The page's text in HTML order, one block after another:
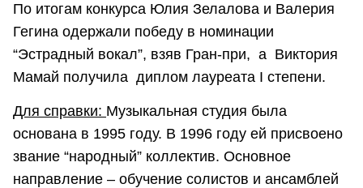
По итогам конкурса Юлия Зелалова и Валерия
Гегина одержали победу в номинации
“Эстрадный вокал”, взяв Гран-при, а Виктория
Мамай получила диплом лауреата I степени.
Для справки: Музыкальная студия была
основана в 1995 году. В 1996 году ей присвоено
звание “народный” коллектив. Основное
направление – обучение солистов и ансамблей